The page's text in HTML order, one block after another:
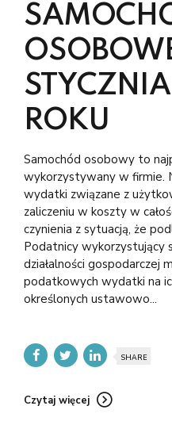
ROKU
Samochód osobowy to
wykorzystywany w firmie.
wydatki związane z
zaliczeniu w koszty w
czynienia z sytuacją, że
Podatnicy wykorzystujący
działalności gospodarczej
podatkowych wydatki na
określonych ustawowo...
SHARE
Czytaj więcej